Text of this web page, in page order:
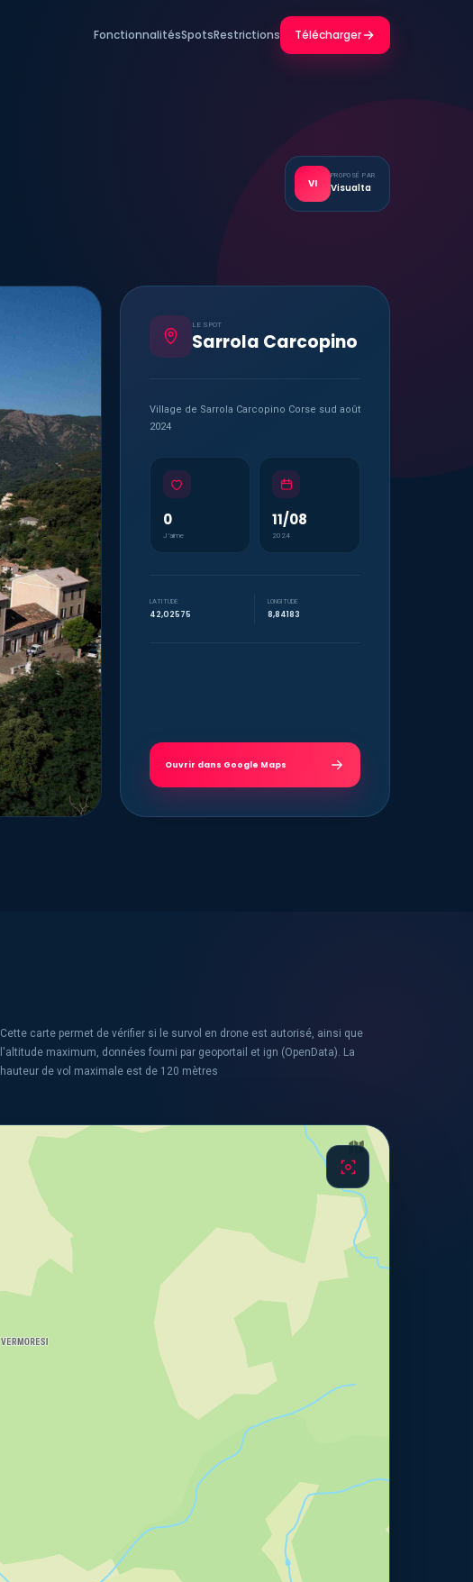
FonctionnalitésSpotsRestrictions Télécharger
VI
PROPOSÉ PAR
Visualta
LE SPOT
Sarrola Carcopino
Village de Sarrola Carcopino Corse sud août
2024
0
J’aime
11/08
2024
LATITUDE
42,02575
LONGITUDE
8,84183
Ouvrir dans Google Maps
Cette carte permet de vérifier si le survol en drone est autorisé, ainsi que
l'altitude maximum, données fourni par geoportail et ign (OpenData). La
hauteur de vol maximale est de 120 mètres